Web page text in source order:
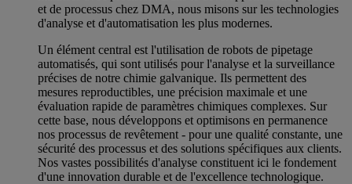
et de processus chez DMA, nous misons sur les technologies
d'analyse et d'automatisation les plus modernes.
Un élément central est l'utilisation de robots de pipetage
automatisés, qui sont utilisés pour l'analyse et la surveillance
précises de notre chimie galvanique. Ils permettent des
mesures reproductibles, une précision maximale et une
évaluation rapide de paramètres chimiques complexes. Sur
cette base, nous développons et optimisons en permanence
nos processus de revêtement - pour une qualité constante, une
sécurité des processus et des solutions spécifiques aux clients.
Nos vastes possibilités d'analyse constituent ici le fondement
d'une innovation durable et de l'excellence technologique.